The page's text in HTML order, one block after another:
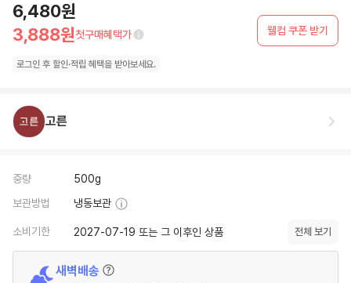
6,480원
3,888원첫구매혜택가 웰컴 쿠폰 받기
로그인 후 할인·적립 혜택을 받아보세요.
고른
중량
500g
보관방법
냉동보관
소비기한 2027-07-19 또는 그 이후인 상품 전체 보기
새벽배송